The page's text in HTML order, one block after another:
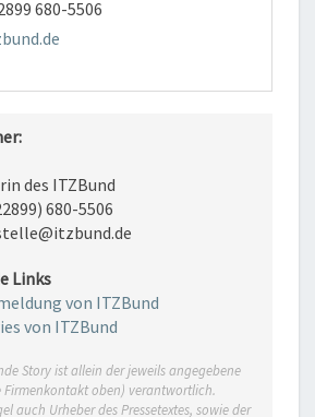
680-5506
des ITZBund
680-5506
Links
von ITZBund
von ITZBund
Story ist allein der jeweils angegebene
Firmenkontakt oben) verantwortlich.
auch Urheber des Pressetextes, sowie der